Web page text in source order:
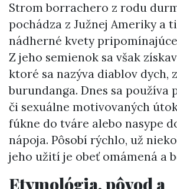
Strom borrachero z rodu
pochádza z Južnej Ameriky a
nádherné kvety
Z jeho semienok sa však
ktoré sa nazýva diablov dych,
burundanga. Dnes sa používa
či sexuálne motivovaných
fúkne do tváre alebo nasype
nápoja. Pôsobí rýchlo, už
jeho užití je obeť omámená a
Etymológia, pôvod a